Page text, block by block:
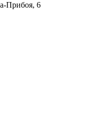
Прибоя, 6